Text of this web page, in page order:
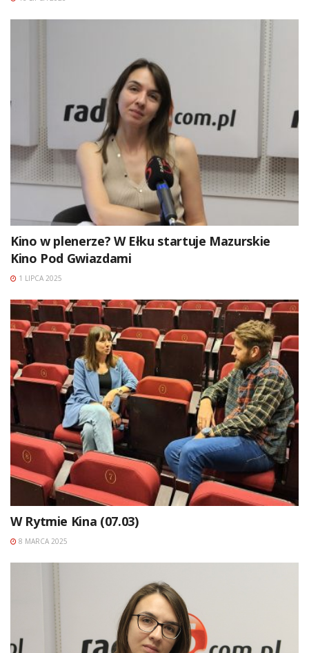
Kino w plenerze? W Ełku startuje Mazurskie
Kino Pod Gwiazdami
1 LIPCA 2025
W Rytmie Kina (07.03)
8 MARCA 2025